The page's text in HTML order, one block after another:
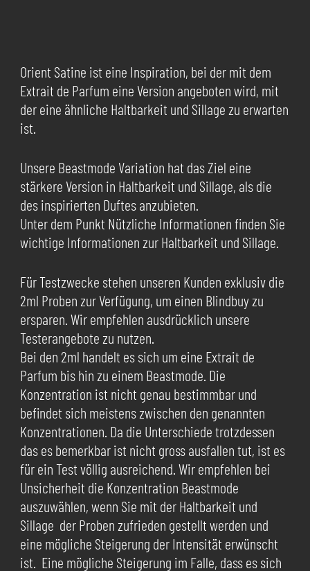
Orient Satine ist eine Inspiration, bei der mit dem
Extrait de Parfum eine Version angeboten wird, mit
der eine ähnliche Haltbarkeit und Sillage zu erwarten
ist.
Unsere Beastmode Variation hat das Ziel eine
stärkere Version in Haltbarkeit und Sillage, als die
des inspirierten Duftes anzubieten.
Unter dem Punkt Nützliche Informationen finden Sie
wichtige Informationen zur Haltbarkeit und Sillage.
Für Testzwecke stehen unseren Kunden exklusiv die
2ml Proben zur Verfügung, um einen Blindbuy zu
ersparen. Wir empfehlen ausdrücklich unsere
Testerangebote zu nutzen.
Bei den 2ml handelt es sich um eine Extrait de
Parfum bis hin zu einem Beastmode. Die
Konzentration ist nicht genau bestimmbar und
befindet sich meistens zwischen den genannten
Konzentrationen. Da die Unterschiede trotzdessen
das es bemerkbar ist nicht gross ausfallen tut, ist es
für ein Test völlig ausreichend. Wir empfehlen bei
Unsicherheit die Konzentration Beastmode
auszuwählen, wenn Sie mit der Haltbarkeit und
Sillage der Proben zufrieden gestellt werden und
eine mögliche Steigerung der Intensität erwünscht
ist. Eine mögliche Steigerung im Falle, dass es sich